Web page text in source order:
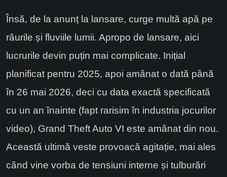
Însă, de la anunț la lansare, curge multă apă pe
râurile și fluviile lumii. Apropo de lansare, aici
lucrurile devin puțin mai complicate. Inițial
planificat pentru 2025, apoi amânat o dată până
în 26 mai 2026, deci cu data exactă specificată
cu un an înainte (fapt rarisim în industria jocurilor
video), Grand Theft Auto VI este amânat din nou.
Această ultimă veste provoacă agitație, mai ales
când vine vorba de tensiuni interne și tulburări